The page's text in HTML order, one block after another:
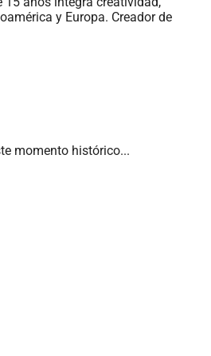
y Europa. Creador de
momento histórico...